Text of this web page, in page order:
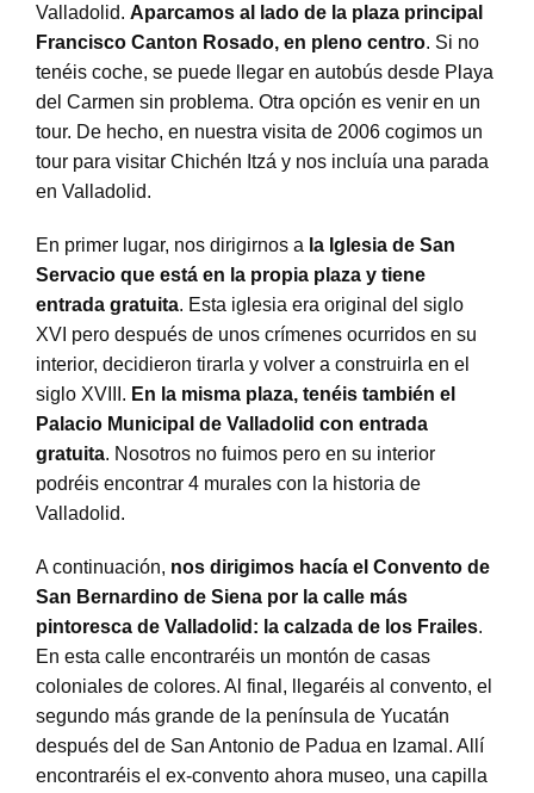
Valladolid. Aparcamos al lado de la plaza principal
Francisco Canton Rosado, en pleno centro. Si no
tenéis coche, se puede llegar en autobús desde Playa
del Carmen sin problema. Otra opción es venir en un
tour. De hecho, en nuestra visita de 2006 cogimos un
tour para visitar Chichén Itzá y nos incluía una parada
en Valladolid.
En primer lugar, nos dirigirnos a la Iglesia de San
Servacio que está en la propia plaza y tiene
entrada gratuita. Esta iglesia era original del siglo
XVI pero después de unos crímenes ocurridos en su
interior, decidieron tirarla y volver a construirla en el
siglo XVIII. En la misma plaza, tenéis también el
Palacio Municipal de Valladolid con entrada
gratuita. Nosotros no fuimos pero en su interior
podréis encontrar 4 murales con la historia de
Valladolid.
A continuación, nos dirigimos hacía el Convento de
San Bernardino de Siena por la calle más
pintoresca de Valladolid: la calzada de los Frailes.
En esta calle encontraréis un montón de casas
coloniales de colores. Al final, llegaréis al convento, el
segundo más grande de la península de Yucatán
después del de San Antonio de Padua en Izamal. Allí
encontraréis el ex-convento ahora museo, una capilla